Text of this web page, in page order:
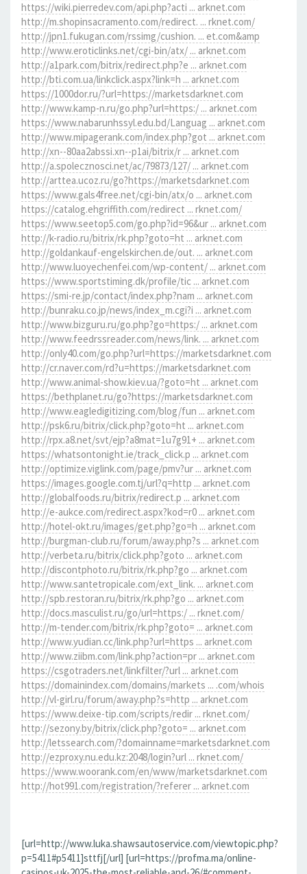
https://wiki.pierredev.com/api.php?acti ... arknet.com
http://m.shopinsacramento.com/redirect. ... rknet.com/
http://jpn1.fukugan.com/rssimg/cushion. ... et.com&amp
http://www.eroticlinks.net/cgi-bin/atx/ ... arknet.com
http://a1park.com/bitrix/redirect.php?e ... arknet.com
http://bti.com.ua/linkclick.aspx?link=h ... arknet.com
https://1000dor.ru/?url=https://marketsdarknet.com
http://www.kamp-n.ru/go.php?url=https:/ ... arknet.com
https://www.nabarunhssyl.edu.bd/Languag ... arknet.com
http://www.mipagerank.com/index.php?got ... arknet.com
http://xn--80aa2abssi.xn--p1ai/bitrix/r ... arknet.com
http://a.spolecznosci.net/ac/79873/127/ ... arknet.com
http://arttea.ucoz.ru/go?https://marketsdarknet.com
https://www.gals4free.net/cgi-bin/atx/o ... arknet.com
https://catalog.ehgriffith.com/redirect ... rknet.com/
https://www.seetop5.com/go.php?id=96&ur ... arknet.com
http://k-radio.ru/bitrix/rk.php?goto=ht ... arknet.com
http://goldankauf-engelskirchen.de/out. ... arknet.com
http://www.luoyechenfei.com/wp-content/ ... arknet.com
https://www.sportstiming.dk/profile/tic ... arknet.com
https://smi-re.jp/contact/index.php?nam ... arknet.com
http://bunraku.co.jp/news/index_m.cgi?i ... arknet.com
http://www.bizguru.ru/go.php?go=https:/ ... arknet.com
http://www.feedrssreader.com/news/link. ... arknet.com
http://only40.com/go.php?url=https://marketsdarknet.com
http://cr.naver.com/rd?u=https://marketsdarknet.com
http://www.animal-show.kiev.ua/?goto=ht ... arknet.com
https://bethplanet.ru/go?https://marketsdarknet.com
http://www.eagledigitizing.com/blog/fun ... arknet.com
http://psk6.ru/bitrix/click.php?goto=ht ... arknet.com
http://rpx.a8.net/svt/ejp?a8mat=1u7g91+ ... arknet.com
https://whatsontonight.ie/track_click.p ... arknet.com
http://optimize.viglink.com/page/pmv?ur ... arknet.com
https://images.google.com.tj/url?q=http ... arknet.com
http://globalfoods.ru/bitrix/redirect.p ... arknet.com
http://e-aukce.com/redirect.aspx?kod=r0 ... arknet.com
http://hotel-okt.ru/images/get.php?go=h ... arknet.com
http://burgman-club.ru/forum/away.php?s ... arknet.com
http://verbeta.ru/bitrix/click.php?goto ... arknet.com
http://discontphoto.ru/bitrix/rk.php?go ... arknet.com
http://www.santetropicale.com/ext_link. ... arknet.com
http://spb.restoran.ru/bitrix/rk.php?go ... arknet.com
http://docs.masculist.ru/go/url=https:/ ... rknet.com/
http://m-tender.com/bitrix/rk.php?goto= ... arknet.com
http://www.yudian.cc/link.php?url=https ... arknet.com
http://www.ziibm.com/link.php?action=pr ... arknet.com
https://csgotraders.net/linkfilter/?url ... arknet.com
https://domainindex.com/domains/markets ... .com/whois
http://vl-girl.ru/forum/away.php?s=http ... arknet.com
https://www.deixe-tip.com/scripts/redir ... rknet.com/
http://sezony.by/bitrix/click.php?goto= ... arknet.com
http://letssearch.com/?domainname=marketsdarknet.com
http://ezproxy.nu.edu.kz:2048/login?url ... rknet.com/
https://www.woorank.com/en/www/marketsdarknet.com
http://hot991.com/registration/?referer ... arknet.com
[url=http://www.luka.shawsautoservice.com/viewtopic.php?
p=5411#p5411]sttfj[/url] [url=https://profma.ma/online-